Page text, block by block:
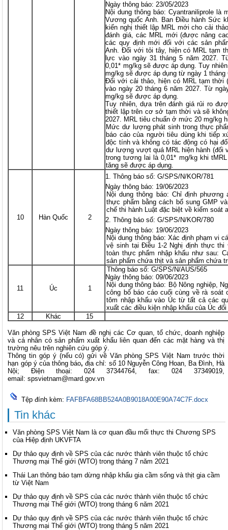
Ngày thông báo: 23/05/2023
Nội dung thông báo: Cyantraniliprole
Vương quốc Anh. Ban Điều hành Sức
kiến nghị thiết lập MRL mới cho cải
đánh giá, các MRL mới (được nâng
các quy định mới đối với các sản
Anh. Đối với tỏi tây, hiện có MRL tạm
lực vào ngày 31 tháng 5 năm 2027.
0,01* mg/kg sẽ được áp dụng. Tuy
mg/kg sẽ được áp dụng từ ngày 1 tháng
Đối với cải thảo, hiện có MRL tạm thời
vào ngày 20 tháng 6 năm 2027. Từ
mg/kg sẽ được áp dụng.
Tuy nhiên, dựa trên đánh giá rủi ro
thiết lập trên cơ sở tạm thời và sẽ
2027. MRL tiêu chuẩn ở mức 20 mg/kg
Mức dư lượng phát sinh trong thực
báo cáo của người tiêu dùng khi tiếp
độc tính và không có tác động có hại
dư lượng vượt quá MRL hiện hành (đối
trong tương lai là 0,01* mg/kg khi
tăng sẽ được áp dụng.
10 Hàn Quốc 2
Thông báo số: G/SPS/N/KOR/781
Ngày thông báo: 19/06/2023
Nội dung thông báo: Chỉ định
thực phẩm bằng cách bổ sung GMP
chế thi hành Luật đặc biệt về kiểm soát
Thông báo số: G/SPS/N/KOR/780
Ngày thông báo: 19/06/2023
Nội dung thông báo: Xác định phạm vi
vệ sinh tại Điều 1-2 Nghị định thực
toàn thực phẩm nhập khẩu như sau:
sản phẩm chứa thịt và sản phẩm chứa
11 Úc 1
Thông báo số: G/SPS/N/AUS/565
Ngày thông báo: 09/06/2023
Nội dung thông báo: Bộ Nông nghiệp,
công bố báo cáo cuối cùng về rà
tôm nhập khẩu vào Úc từ tất cả các
xuất các điều kiện nhập khẩu của Úc
12
Khác 15
Văn phòng SPS Việt Nam đề nghị các Cơ quan, tổ chức, doanh nghiệp
và cá nhân có sản phẩm xuất khẩu liên quan đến các mặt hàng và thị
trường nêu trên nghiên cứu góp ý.
Thông tin góp ý (nếu có) gửi về Văn phòng SPS Việt Nam trước thời
hạn góp ý của thông báo,địa chỉ: số 10 Nguyễn Công Hoan, Ba Đình, Hà
Nội; Điện thoại: 024 37344764, fax: 024 37349019,
email:spsvietnam@mard.gov.vn
Tệp đính kèm: FAFBFA68BB524A0B9018A00E90A74C7F.docx
Tin khác
Văn phòng SPS Việt Nam là cơ quan đầu mối thực thi Chương SPS
của Hiệp định UKVFTA
Dự thảo quy định về SPS của các nước thành viên thuộc tổ chức
Thương mại Thế giới (WTO) trong tháng 7 năm 2021
Thái Lan thông báo tạm dừng nhập khẩu gia cầm sống và thịt gia cầm
từ Việt Nam
Dự thảo quy định về SPS của các nước thành viên thuộc tổ chức
Thương mại Thế giới (WTO) trong tháng 6 năm 2021
Dự thảo quy định về SPS của các nước thành viên thuộc tổ chức
Thương mại Thế giới (WTO) trong tháng 5 năm 2021